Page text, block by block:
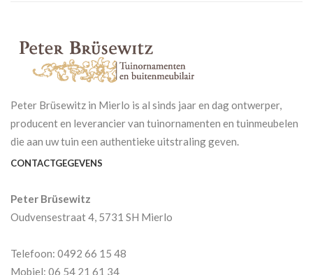
Peter Brüsewitz in Mierlo is al sinds jaar en dag ontwerper,
producent en leverancier van tuinornamenten en tuinmeubelen
die aan uw tuin een authentieke uitstraling geven.
CONTACTGEGEVENS
Peter Brüsewitz
Oudvensestraat 4, 5731 SH Mierlo
Telefoon: 0492 66 15 48
Mobiel: 06 54 21 61 34